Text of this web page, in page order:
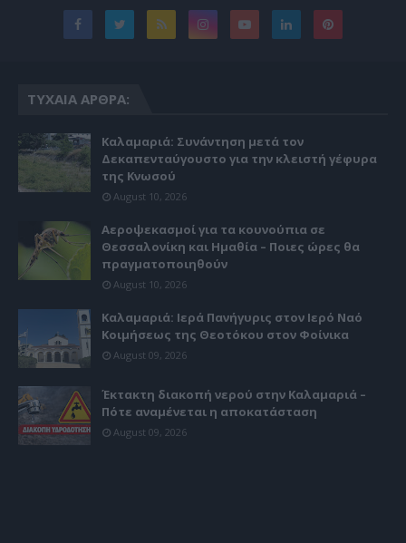
ΤΥΧΑΊΑ ΆΡΘΡΑ:
Καλαμαριά: Συνάντηση μετά τον
Δεκαπενταύγουστο για την κλειστή γέφυρα
της Κνωσού
August 10, 2026
Αεροψεκασμοί για τα κουνούπια σε
Θεσσαλονίκη και Ημαθία – Ποιες ώρες θα
πραγματοποιηθούν
August 10, 2026
Καλαμαριά: Ιερά Πανήγυρις στον Ιερό Ναό
Κοιμήσεως της Θεοτόκου στον Φοίνικα
August 09, 2026
Έκτακτη διακοπή νερού στην Καλαμαριά –
Πότε αναμένεται η αποκατάσταση
August 09, 2026